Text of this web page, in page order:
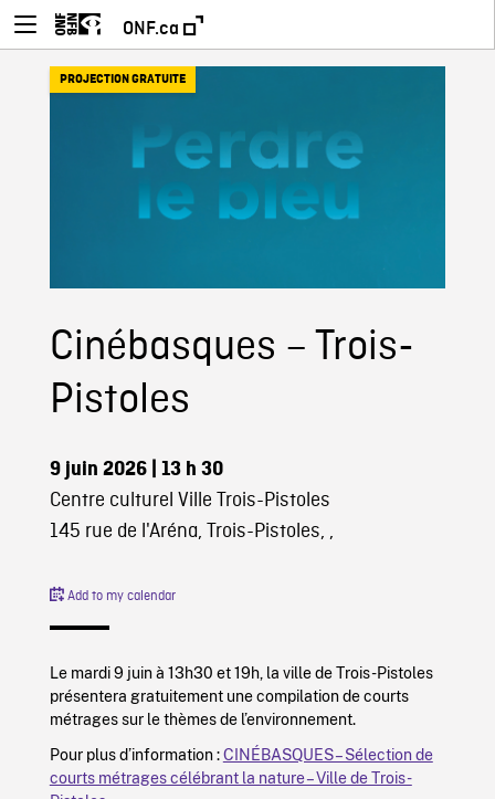
ONF.ca
PROJECTION GRATUITE
Cinébasques – Trois-
Pistoles
9 juin 2026| 13 h 30
Centre culturel Ville Trois-Pistoles
145 rue de l'Aréna, Trois-Pistoles, ,
Add to my calendar
Le mardi 9 juin à 13h30 et 19h, la ville de Trois-Pistoles
présentera gratuitement une compilation de courts
métrages sur le thèmes de l’environnement.
Pour plus d’information :CINÉBASQUES – Sélection de
courts métrages célébrant la nature – Ville de Trois-